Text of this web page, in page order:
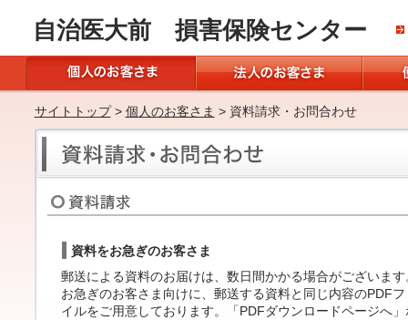
自治医大前 損害保険センター
サイトトップ> 個人のお客さま > 資料請求・お問合わせ
資料をお急ぎのお客さま
郵送による資料のお届けは、数日間かかる場合がございます
お急ぎのお客さま向けに、郵送する資料と同じ内容のPDFフ
イルをご用意しております。「PDFダウンロードページへ」